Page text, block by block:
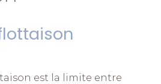
est la limite entre